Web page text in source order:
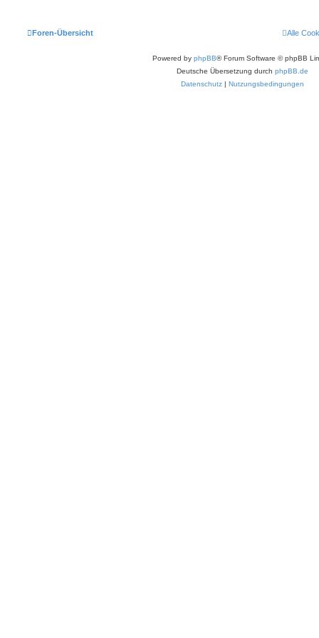
Foren-Übersicht Alle
Powered by phpBB® Forum Software © phpBB
Deutsche Übersetzung durch phpBB.de
Datenschutz | Nutzungsbedingungen